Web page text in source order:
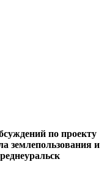
по проекту
землепользования и